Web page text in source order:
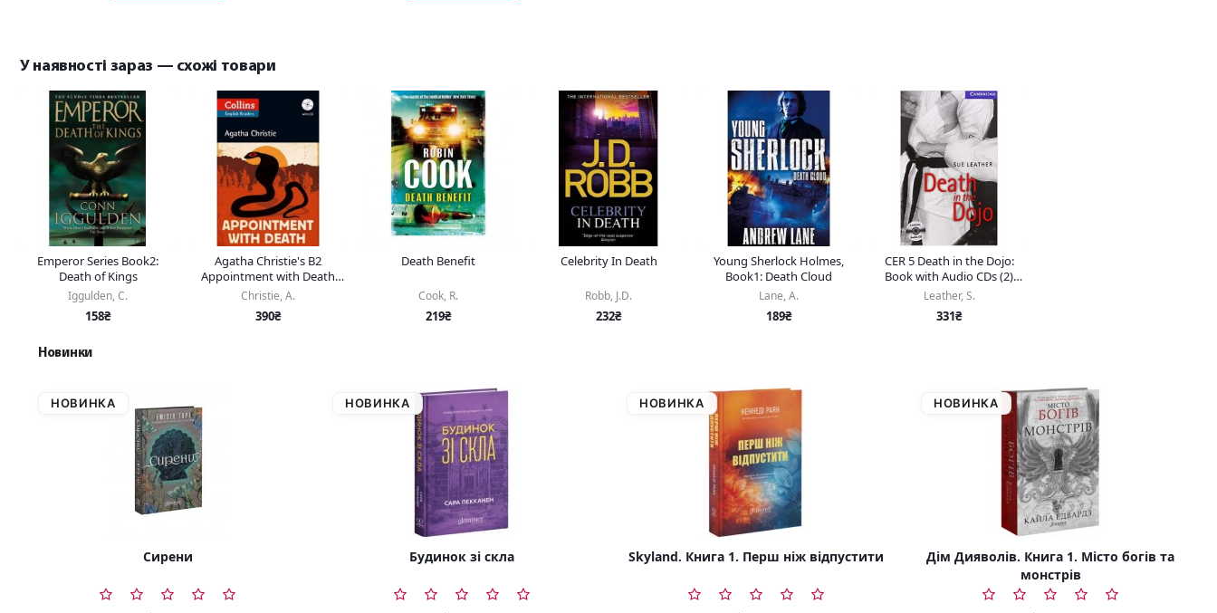
У наявності зараз — схожі товари
Emperor Series Book2:
Death of Kings
Iggulden, C.
158₴
Agatha Christie's B2
Appointment with Death
with Audio CD
Christie, A.
390₴
Death Benefit
Cook, R.
219₴
Celebrity In Death
Robb, J.D.
232₴
Young Sherlock Holmes,
Book1: Death Cloud
Lane, A.
189₴
CER 5 Death in the Dojo:
Book with Audio CDs (2)
Pack
Leather, S.
331₴
Новинки
НОВИНКА
Сирени
НОВИНКА
Будинок зі скла
НОВИНКА
Skyland. Книга 1. Перш ніж відпустити
НОВИНКА
Дім Дияволів. Книга 1. Місто богів та
монстрів